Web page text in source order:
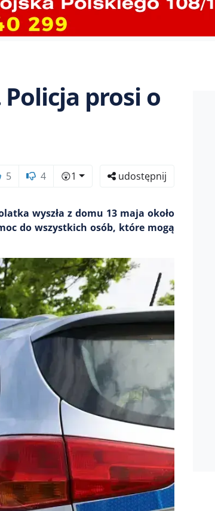
prosi o
5 4 😲1 udostępnij
wyszła z domu 13 maja około
do wszystkich osób, które mogą